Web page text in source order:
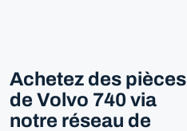
Achetez des pièces
de Volvo 740 via
notre réseau de